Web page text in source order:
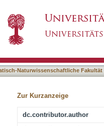
Naturwissenschaftliche Fakultät
Zur Kurzanzeige
dc.contributor.author